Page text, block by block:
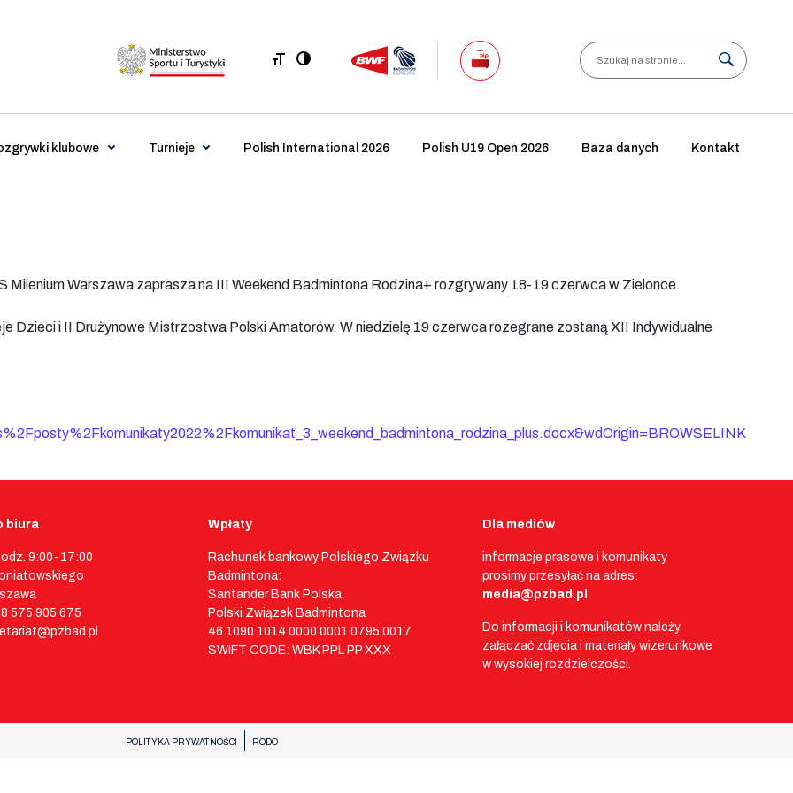
Search
klubowe Turnieje Polish International 2026 Polish U19 Open 2026 Baza danych Kontakt
Milenium Warszawa zaprasza na III Weekend Badmintona Rodzina+ rozgrywany 18-19 czerwca w Zielonce.
Dzieci i II Drużynowe Mistrzostwa Polski Amatorów. W niedzielę 19 czerwca rozegrane zostaną XII Indywidualne
biura
9:00-17:00
575 905 675
Wpłaty
Rachunek bankowy Polskiego Związku
Badmintona:
Santander Bank Polska
Polski Związek Badmintona
46 1090 1014 0000 0001 0795 0017
SWIFT CODE: WBK PPL PP XXX
Dla mediów
informacje prasowe i komunikaty
prosimy przesyłać na adres:
media@pzbad.pl
Do informacji i komunikatów należy
załączać zdjęcia i materiały wizerunkowe
w wysokiej rozdzielczości.
POLITYKA PRYWATNOŚCI RODO